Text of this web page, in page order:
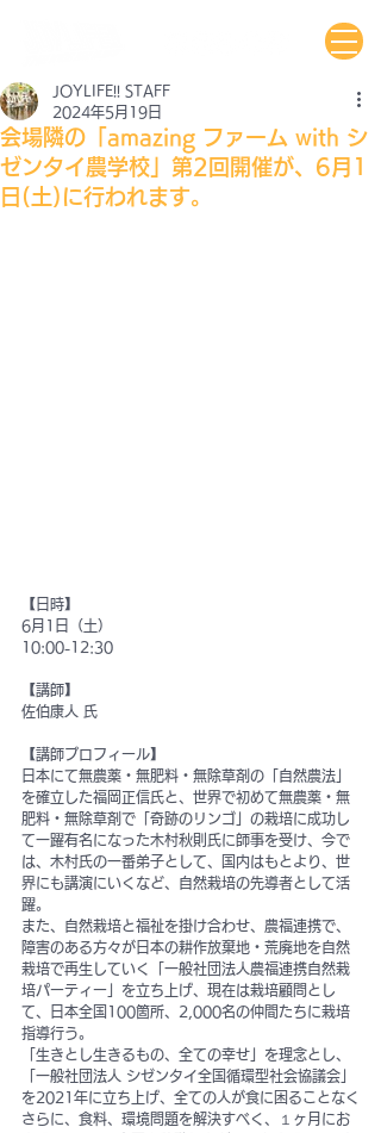
会場隣の「amazing ファーム with シ
ゼンタイ農学校」第2回開催が、6月1
日(土)に行われます。
JOYLIFE!! STAFF
2024年5月19日
【日時】
6月1日（土）
10:00-12:30
【講師】
佐伯康人 氏
【講師プロフィール】
日本にて無農薬・無肥料・無除草剤の「自然農法」
を確立した福岡正信氏と、世界で初めて無農薬・無
肥料・無除草剤で「奇跡のリンゴ」の栽培に成功し
て一躍有名になった木村秋則氏に師事を受け、今で
は、木村氏の一番弟子として、国内はもとより、世
界にも講演にいくなど、自然栽培の先導者として活
躍。
また、自然栽培と福祉を掛け合わせ、農福連携で、
障害のある方々が日本の耕作放棄地・荒廃地を自然
栽培で再生していく「一般社団法人農福連携自然栽
培パーティー」を立ち上げ、現在は栽培顧問とし
て、日本全国100箇所、2,000名の仲間たちに栽培
指導行う。
「生きとし生きるもの、全ての幸せ」を理念とし、
「一般社団法人 シゼンタイ全国循環型社会協議会」
を2021年に立ち上げ、全ての人が食に困ることなく
さらに、食料、環境問題を解決すべく、１ヶ月にお